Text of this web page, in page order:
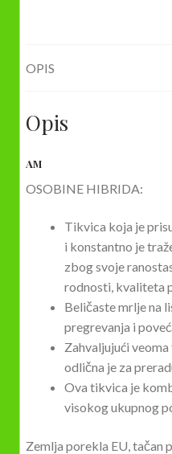
OPIS
Opis
AM
OSOBINE HIBRIDA:
Tikvica koja je
i konstantno je
zbog svoje
rodnosti, kvaliteta
Beličaste mrlje na
pregrevanja i
Zahvaljujući
odlična je za
Ova tikvica je
visokog ukupnog
Zemlja porekla EU, tačan